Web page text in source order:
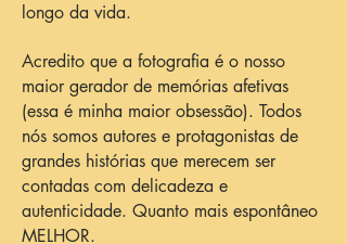
longo da vida.
Acredito que a fotografia é o nosso
maior gerador de memórias afetivas
(essa é minha maior obsessão). Todos
nós somos autores e protagonistas de
grandes histórias que merecem ser
contadas com delicadeza e
autenticidade. Quanto mais espontâneo
MELHOR.